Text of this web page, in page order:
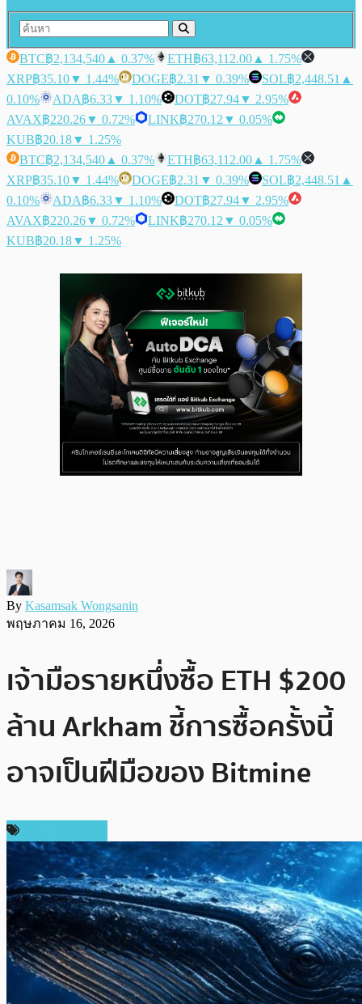
BTC฿2,134,540 ▲ 0.37% ETH฿63,112.00 ▲ 1.75%
XRP฿35.10▼ 1.44% DOGE฿2.31 ▼ 0.39% SOL฿2,448.51 ▲
0.10%
ADA฿6.33▼ 1.10% DOT฿27.94▼ 2.95%
AVAX฿220.26▼ 0.72% LINK฿270.12 ▼ 0.05%
KUB฿20.18▼ 1.25%
BTC฿2,134,540 ▲ 0.37% ETH฿63,112.00 ▲ 1.75%
XRP฿35.10▼ 1.44% DOGE฿2.31 ▼ 0.39% SOL฿2,448.51 ▲
0.10%
ADA฿6.33▼ 1.10% DOT฿27.94▼ 2.95%
AVAX฿220.26▼ 0.72% LINK฿270.12 ▼ 0.05%
KUB฿20.18▼ 1.25%
By Kasamsak Wongsanin
พฤษภาคม 16, 2026
เจ้ามือรายหนึ่งซื้อ ETH $200
ล้าน Arkham ชี้การซื้อครั้งนี้
อาจเป็นฝีมือของ Bitmine